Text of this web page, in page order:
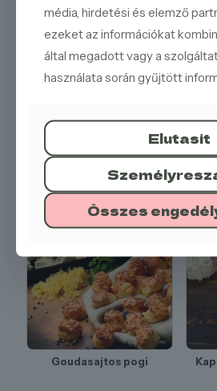
Szilvás papucs
Goudasajtos pogi
média, hirdetési és elemző
ezeket az információkat
által megadott vagy a
használata során gyűjtött
Elutasít
Összes